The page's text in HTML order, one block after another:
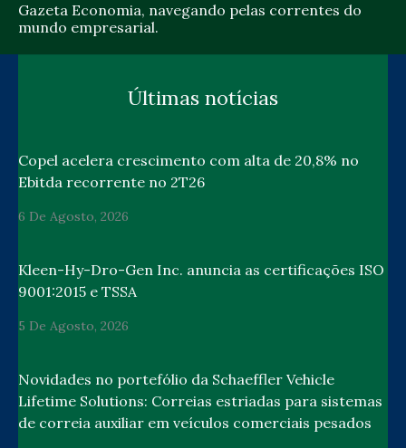
Gazeta Economia, navegando pelas correntes do
mundo empresarial.
Últimas notícias
Copel acelera crescimento com alta de 20,8% no
Ebitda recorrente no 2T26
6 De Agosto, 2026
Kleen-Hy-Dro-Gen Inc. anuncia as certificações ISO
9001:2015 e TSSA
5 De Agosto, 2026
Novidades no portefólio da Schaeffler Vehicle
Lifetime Solutions: Correias estriadas para sistemas
de correia auxiliar em veículos comerciais pesados